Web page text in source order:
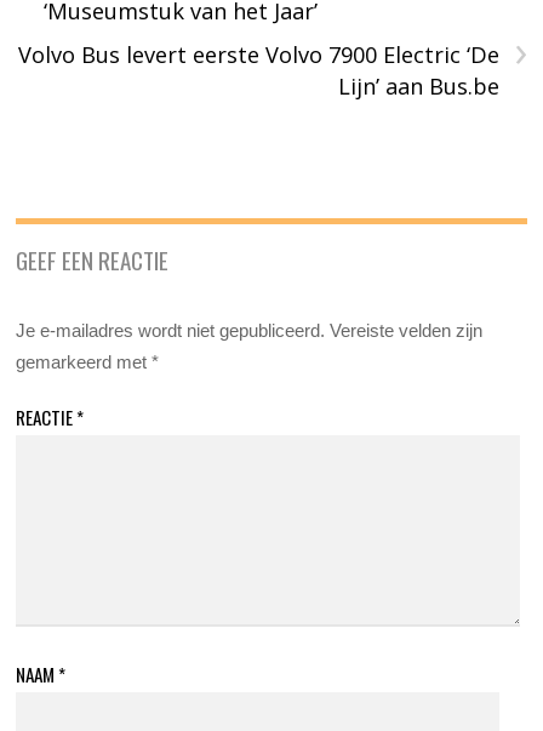
‘Museumstuk van het Jaar’
›
Volvo Bus levert eerste Volvo 7900 Electric ‘De
Lijn’ aan Bus.be
GEEF EEN REACTIE
Je e-mailadres wordt niet gepubliceerd. Vereiste velden zijn
gemarkeerd met*
REACTIE*
NAAM *